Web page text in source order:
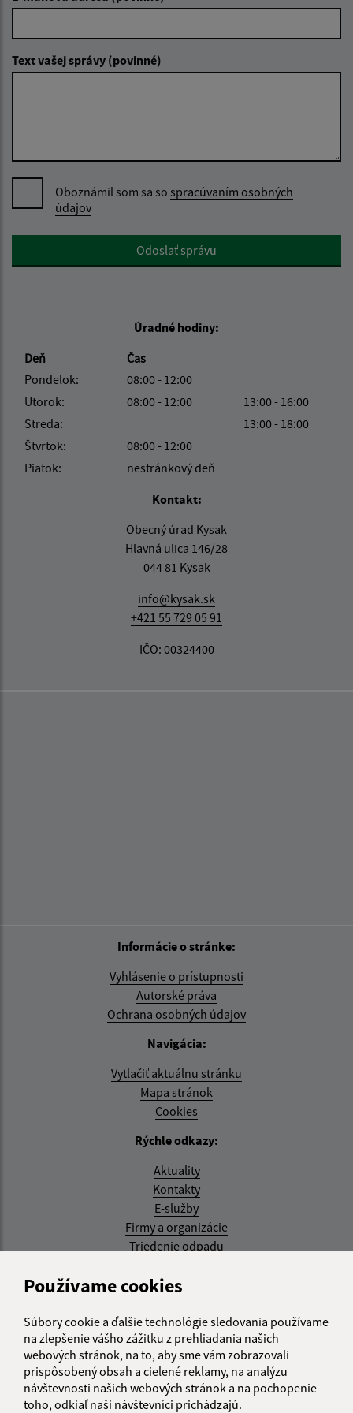
Používame cookies
Súbory cookie a ďalšie technológie sledovania používame
na zlepšenie vášho zážitku z prehliadania našich
webových stránok, na to, aby sme vám zobrazovali
prispôsobený obsah a cielené reklamy, na analýzu
návštevnosti našich webových stránok a na pochopenie
toho, odkiaľ naši návštevníci prichádzajú.
Text vašej správy (povinné)
Oboznámil som sa so spracúvaním osobných
údajov
Google reCaptcha ResponseOdoslať správu
Úradné hodiny:
Deň
Čas
Pondelok:
08:00 - 12:00
Utorok:
08:00 - 12:00
13:00 - 16:00
Streda:
13:00 - 18:00
Štvrtok:
08:00 - 12:00
Piatok:
nestránkový deň
Kontakt:
Obecný úrad Kysak
Hlavná ulica 146/28
044 81 Kysak
info@kysak.sk
+421 55 729 05 91
IČO: 00324400
Informácie o stránke:
Vyhlásenie o prístupnosti
Autorské práva
Ochrana osobných údajov
Navigácia:
Vytlačiť aktuálnu stránku
Mapa stránok
Cookies
Rýchle odkazy:
Aktuality
Kontakty
E-služby
Firmy a organizácie
Triedenie odpadu
Aktualizované:
RSS
Správca obsahu:
Správca obsahu je Obec Kysak.